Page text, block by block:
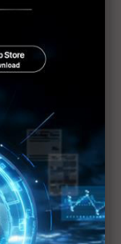
資安搶市
業革新同時潛
子API成企業